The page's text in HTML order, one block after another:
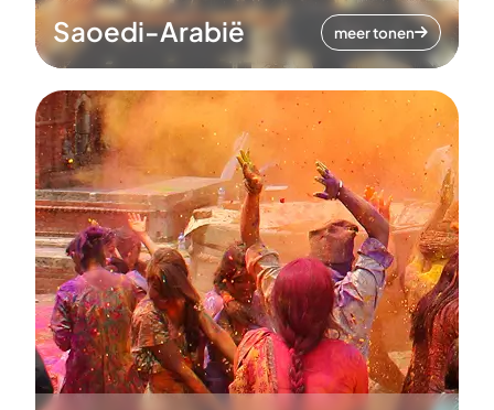
Saoedi-Arabië meer tonen